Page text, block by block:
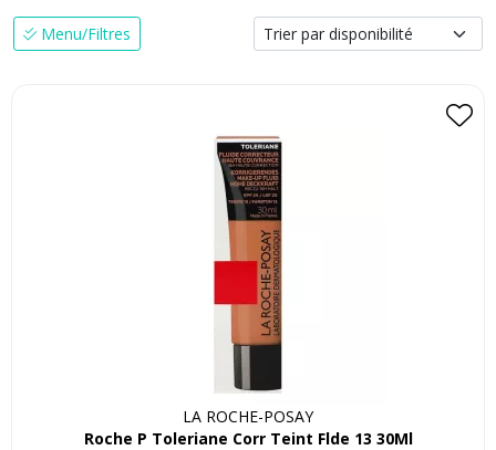
Menu/Filtres
LA ROCHE-POSAY
Roche P Toleriane Corr Teint Flde 13 30Ml